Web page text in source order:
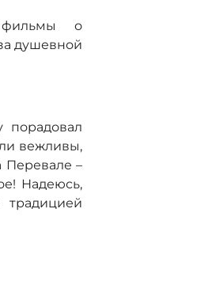
фильмы о
душевной
вежливы,
Перевале –
Надеюсь,
традицией